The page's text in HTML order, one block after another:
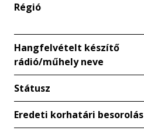
Régió
Hangfelvételt készítő
rádió/műhely neve
Státusz
Eredeti korhatári besorolás